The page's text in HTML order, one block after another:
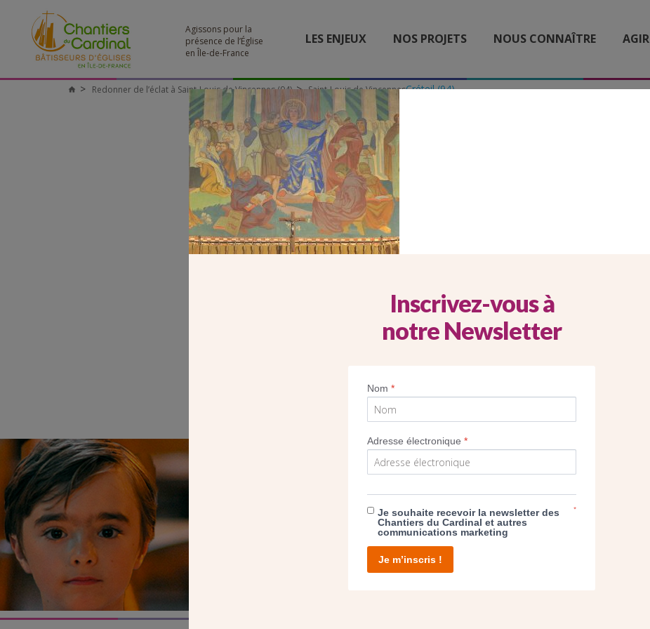
Agissons pour la
présence de l’Église
en Île-de-France
LES ENJEUX NOS PROJETS NOUS CONNAÎTRE AGIR
Chantiers
Créteil (94)
Redonner de l’éclat à Saint-Louis de Vincennes (94) Saint-Louis de Vincennes
SAINT-LOUIS DE VINCENNES
SEUL VOTRE DON
NOUS PERMET D’AGIR
Inscrivez-vous à
notre Newsletter
Nom*
Adresse électronique*
Je souhaite recevoir la newsletter des
Chantiers du Cardinal et autres
communications marketing
*
Je m’inscris !